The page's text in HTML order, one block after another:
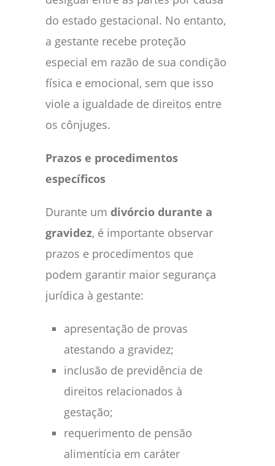
do estado gestacional. No entanto,
a gestante recebe proteção
especial em razão de sua condição
física e emocional, sem que isso
viole a igualdade de direitos entre
os cônjuges.
Prazos e procedimentos
específicos
Durante um divórcio durante a
gravidez, é importante observar
prazos e procedimentos que
podem garantir maior segurança
jurídica à gestante:
apresentação de provas
atestando a gravidez;
inclusão de previdência de
direitos relacionados à
gestação;
requerimento de pensão
alimentícia em caráter